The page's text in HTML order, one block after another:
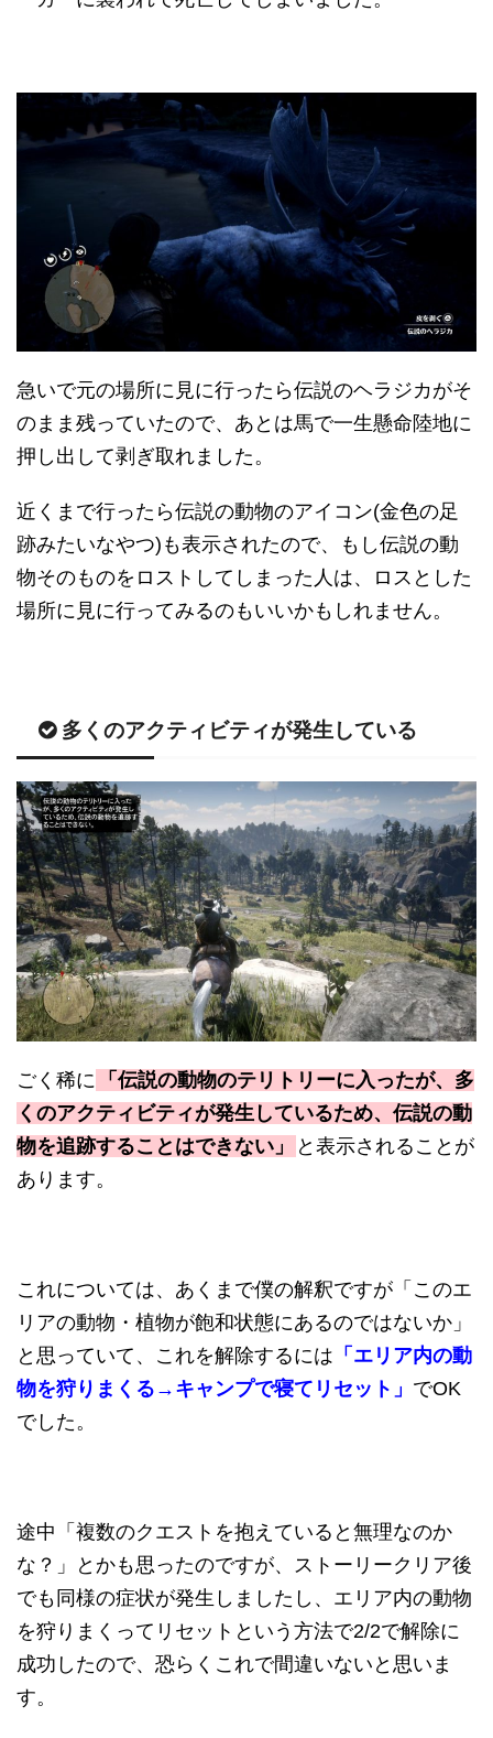
急いで元の場所に見に行ったら伝説のヘラジカがそ
のまま残っていたので、あとは馬で一生懸命陸地に
押し出して剥ぎ取れました。
近くまで行ったら伝説の動物のアイコン(金色の足
跡みたいなやつ)も表示されたので、もし伝説の動
物そのものをロストしてしまった人は、ロスとした
場所に見に行ってみるのもいいかもしれません。
多くのアクティビティが発生している
ごく稀に
「伝説の動物のテリトリーに入ったが、多
くのアクティビティが発生しているため、伝説の動
物を追跡することはできない」
と表示されることが
あります。
これについては、あくまで僕の解釈ですが「このエ
リアの動物・植物が飽和状態にあるのではないか」
と思っていて、これを解除するには 「エリア内の動
物を狩りまくる→キャンプで寝てリセット」 でOK
でした。
途中「複数のクエストを抱えていると無理なのか
な？」とかも思ったのですが、ストーリークリア後
でも同様の症状が発生しましたし、エリア内の動物
を狩りまくってリセットという方法で2/2で解除に
成功したので、恐らくこれで間違いないと思いま
す。